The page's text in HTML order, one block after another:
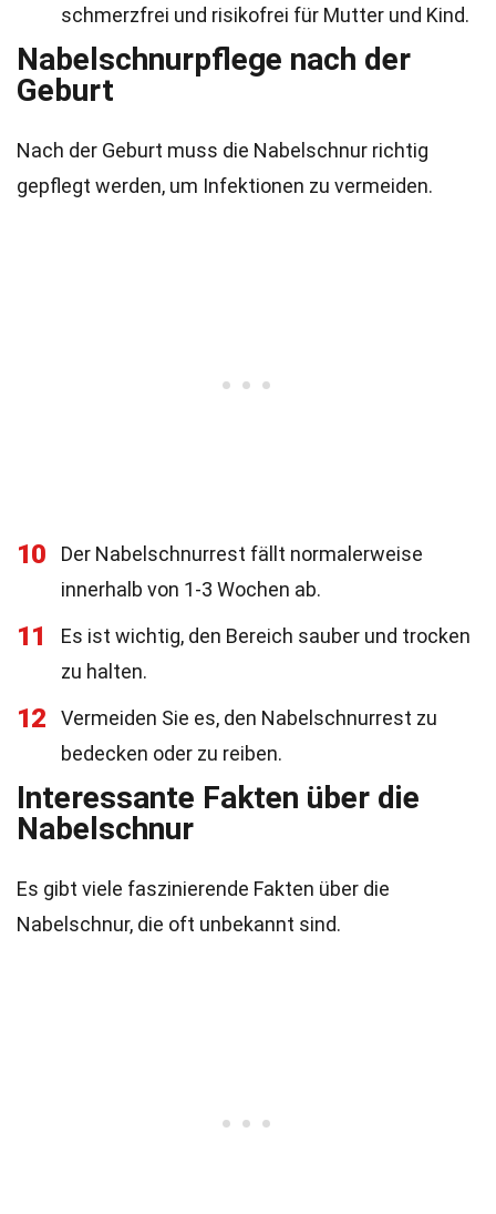
schmerzfrei und risikofrei für Mutter und Kind.
Nabelschnurpflege nach der
Geburt
Nach der Geburt muss die Nabelschnur richtig
gepflegt werden, um Infektionen zu vermeiden.
10
Der Nabelschnurrest fällt normalerweise
innerhalb von 1-3 Wochen ab.
11
Es ist wichtig, den Bereich sauber und trocken
zu halten.
12
Vermeiden Sie es, den Nabelschnurrest zu
bedecken oder zu reiben.
Interessante Fakten über die
Nabelschnur
Es gibt viele faszinierende Fakten über die
Nabelschnur, die oft unbekannt sind.